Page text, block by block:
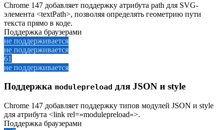
Chrome 147 добавляет поддержку атрибута path для SVG-
элемента <textPath>, позволяя определять геометрию пути
текста прямо в коде.
Поддержка браузерами
не поддерживается
не поддерживается
61
не поддерживается
Поддержка modulepreload для JSON и style
Chrome 147 добавляет поддержку типов модулей JSON и style
для атрибута <link rel=»modulepreload»>.
Поддержка браузерами